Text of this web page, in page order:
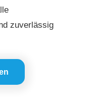
zuverlässig